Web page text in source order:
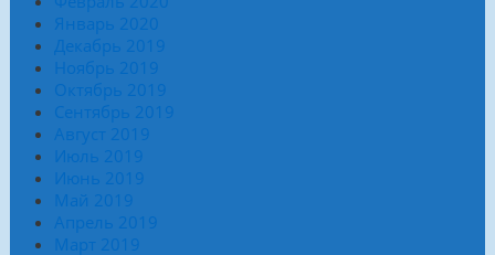
Январь 2020
Декабрь 2019
Ноябрь 2019
Октябрь 2019
Сентябрь 2019
Август 2019
Июль 2019
Июнь 2019
Май 2019
Апрель 2019
Март 2019